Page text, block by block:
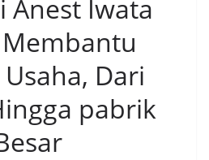
Anest Iwata
Dari
pabrik